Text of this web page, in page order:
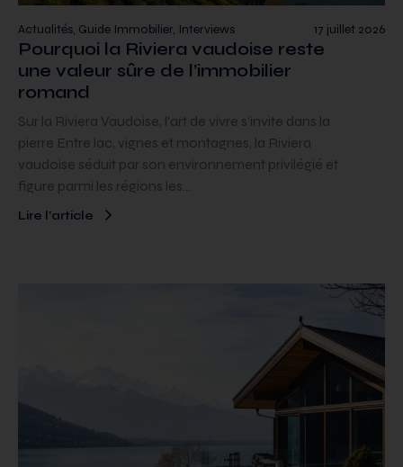
17 juillet 2026
Actualités, Guide Immobilier, Interviews
Pourquoi la Riviera vaudoise reste
une valeur sûre de l’immobilier
romand
Sur la Riviera Vaudoise, l’art de vivre s’invite dans la
pierre Entre lac, vignes et montagnes, la Riviera
vaudoise séduit par son environnement privilégié et
figure parmi les régions les…
Lire l’article